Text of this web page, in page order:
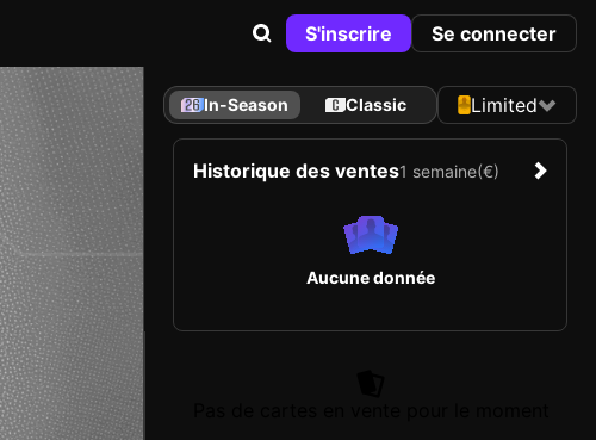
S'inscrire Se connecter
In-Season Classic Limited
Historique des ventes1 semaine(€)
Aucune donnée